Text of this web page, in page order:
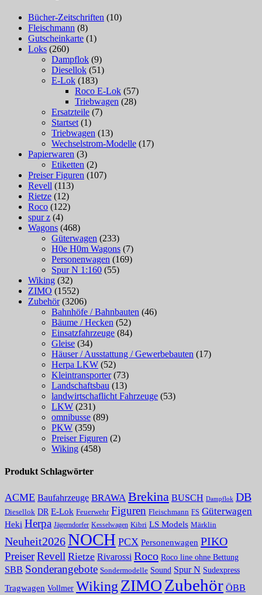
Bücher-Zeitschriften (10)
Fleischmann (8)
Gutscheinkarte (1)
Loks (260)
Dampflok (9)
Diesellok (51)
E-Lok (183)
Roco E-Lok (57)
Triebwagen (28)
Ersatzteile (7)
Startset (1)
Triebwagen (13)
Wechselstrom-Modelle (17)
Papierwaren (3)
Etiketten (2)
Preiser Figuren (107)
Revell (113)
Rietze (12)
Roco (122)
spur z (4)
Wagons (468)
Güterwagen (233)
H0e H0m Wagons (7)
Personenwagen (169)
Spur N 1:160 (55)
Wiking (32)
ZIMO (1552)
Zubehör (3206)
Bahnhöfe / Bahnbauten (46)
Bäume / Hecken (52)
Einsatzfahrzeuge (84)
Gleise (34)
Häuser / Ausstattung / Gewerbebauten (17)
Herpa LKW (52)
Kleintransporter (73)
Landschaftsbau (13)
landwirtschaflicht Fahrzeuge (53)
LKW (231)
omnibusse (89)
PKW (359)
Preiser Figuren (2)
Wiking (458)
Produkt Schlagwörter
ACME Baufahrzeuge BRAWA Brekina BUSCH Dampflok DB
Diesellok DR E-Lok Feuerwehr Figuren Fleischmann FS Güterwagen
Heki Herpa Jägerndorfer Kesselwagen Kibri LS Models Märklin
Neuheit2026NOCH PCX Personenwagen PIKO
PreiserRevell Rietze Rivarossi Roco Roco line ohne Bettung
SBB Sonderangebote Sondermodelle Sound Spur N Sudexpress
Tragwagen Vollmer Wiking ZIMOZubehör ÖBB